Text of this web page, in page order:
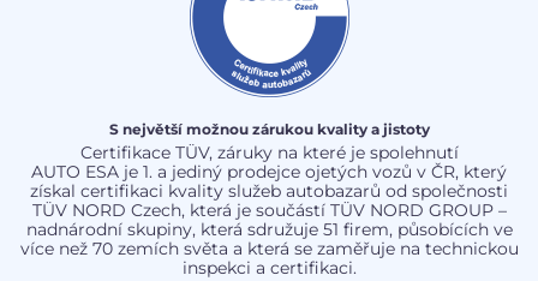
S největší možnou zárukou kvality a jistoty
Certifikace TÜV, záruky na které je spolehnutí
AUTO ESA je 1. a jediný prodejce ojetých vozů v ČR, který
získal certifikaci kvality služeb autobazarů od společnosti
TÜV NORD Czech, která je součástí TÜV NORD GROUP –
nadnárodní skupiny, která sdružuje 51 firem, působících ve
více než 70 zemích světa a která se zaměřuje na technickou
inspekci a certifikaci.